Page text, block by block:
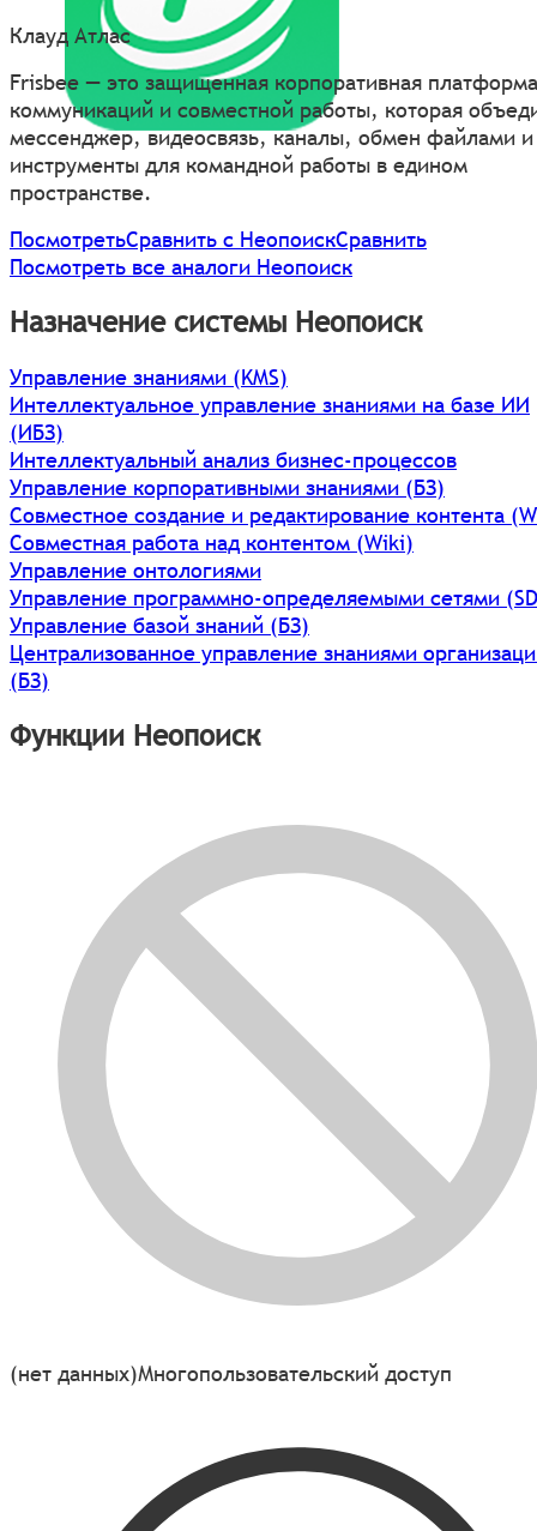
Клауд Атлас
Frisbee — это защищенная корпоративная
коммуникаций и совместной работы, которая
мессенджер, видеосвязь, каналы, обмен файлами и
инструменты для командной работы в едином
пространстве.
ПосмотретьСравнить с НеопоискСравнить
Посмотреть все аналоги Неопоиск
Назначение системы Неопоиск
Управление знаниями (KMS)
Интеллектуальное управление знаниями на базе ИИ
(ИБЗ)
Интеллектуальный анализ бизнес-процессов
Управление корпоративными знаниями (БЗ)
Совместное создание и редактирование контента
Совместная работа над контентом (Wiki)
Управление онтологиями
Управление программно-определяемыми сетями
Управление базой знаний (БЗ)
Централизованное управление знаниями
(БЗ)
Функции Неопоиск
(нет данных)Многопользовательский доступ